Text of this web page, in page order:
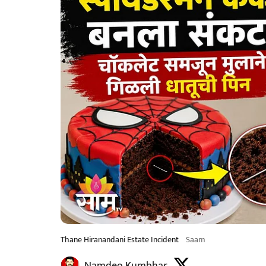
Thane Hiranandani Estate Incident Saam